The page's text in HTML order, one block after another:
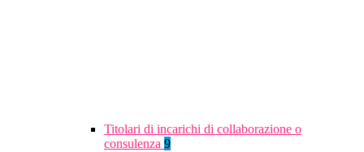
Titolari di incarichi di collaborazione o
consulenza 9